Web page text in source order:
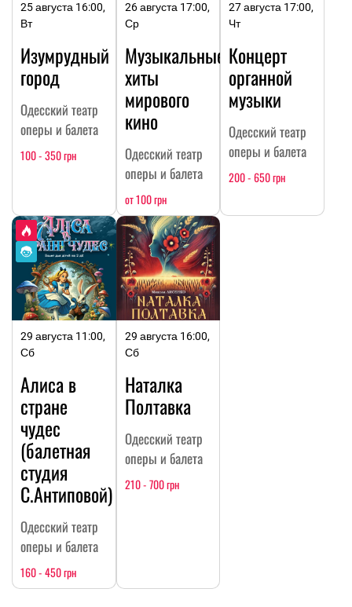
25 августа 16:00,
Вт
Изумрудный
город
Одесский театр
оперы и балета
100 - 350 грн
26 августа 17:00,
Ср
Музыкальные
хиты
мирового
кино
Одесский театр
оперы и балета
от 100 грн
27 августа 17:00,
Чт
Концерт
органной
музыки
Одесский театр
оперы и балета
200 - 650 грн
29 августа 11:00,
Сб
Алиса в
стране
чудес
(балетная
студия
С.Антиповой)
Одесский театр
оперы и балета
160 - 450 грн
29 августа 16:00,
Сб
Наталка
Полтавка
Одесский театр
оперы и балета
210 - 700 грн